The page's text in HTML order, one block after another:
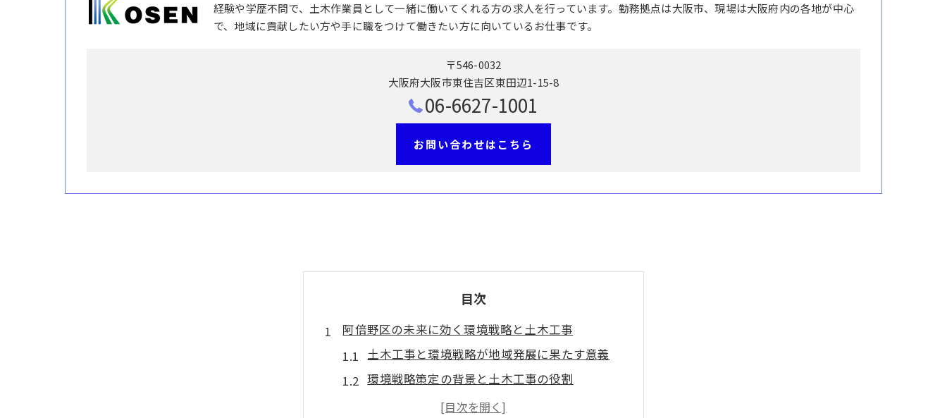
経験や学歴不問で、土木作業員として一緒に働いてくれる方の求人を行っています。勤務拠点は大阪市、現場は大阪府内の各地が中心
で、地域に貢献したい方や手に職をつけて働きたい方に向いているお仕事です。
〒546-0032
大阪府大阪市東住吉区東田辺1-15-8
06-6627-1001
お問い合わせはこちら
目次
阿倍野区の未来に効く環境戦略と土木工事
土木工事と環境戦略が地域発展に果たす意義
環境戦略策定の背景と土木工事の役割
土木工事による持続可能な未来構築のポイント